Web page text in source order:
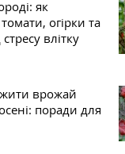
як
огірки та
влітку
врожай
поради для